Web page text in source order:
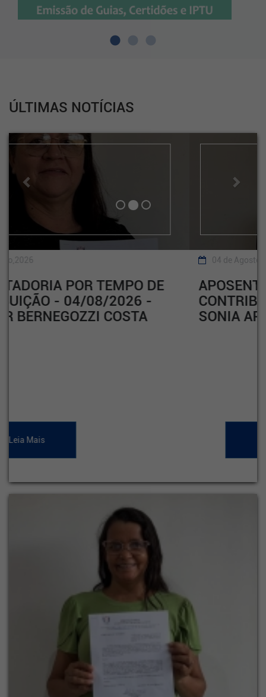
ÚLTIMAS NOTÍCIAS
04 de Agosto,2026
APOSENTADORIA POR TEMPO DE
CONTRIBUIÇÃO - 04/08/2026 -
SONIA APARECIDA RODRIGUES
Previous Next